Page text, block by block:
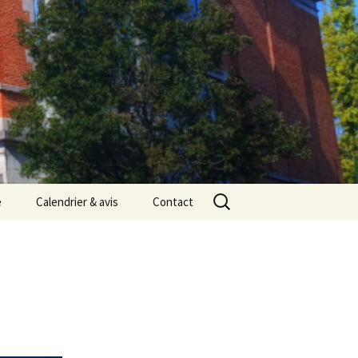
Calendrier & avis Contact
Rechercher :